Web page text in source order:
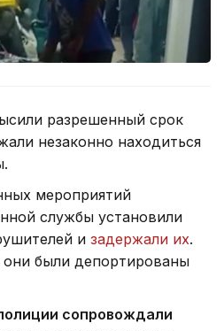
разрешенный срок
незаконно находиться
мероприятий
службы установили
и задержали их.
были депортированы
сопровождали